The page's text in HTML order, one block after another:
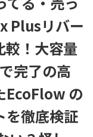
Plusリバー
較！大容量
完了の高
EcoFlow の
を徹底検証